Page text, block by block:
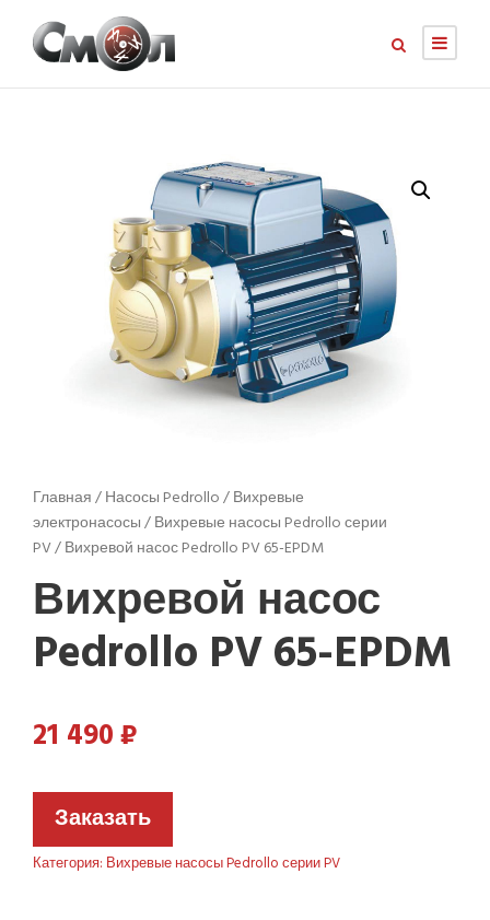
Главная/Насосы Pedrollo/Вихревые
электронасосы/Вихревые насосы Pedrollo серии
PV/ Вихревой насос Pedrollo PV 65-EPDM
Вихревой насос
Pedrollo PV 65-EPDM
21 490₽
Заказать
Категория: Вихревые насосы Pedrollo серии PV